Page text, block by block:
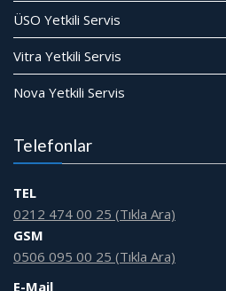
ÜSO Yetkili Servis
Vitra Yetkili Servis
Nova Yetkili Servis
Telefonlar
TEL
0212 474 00 25 (Tıkla Ara)
GSM
0506 095 00 25 (Tıkla Ara)
E-Mail